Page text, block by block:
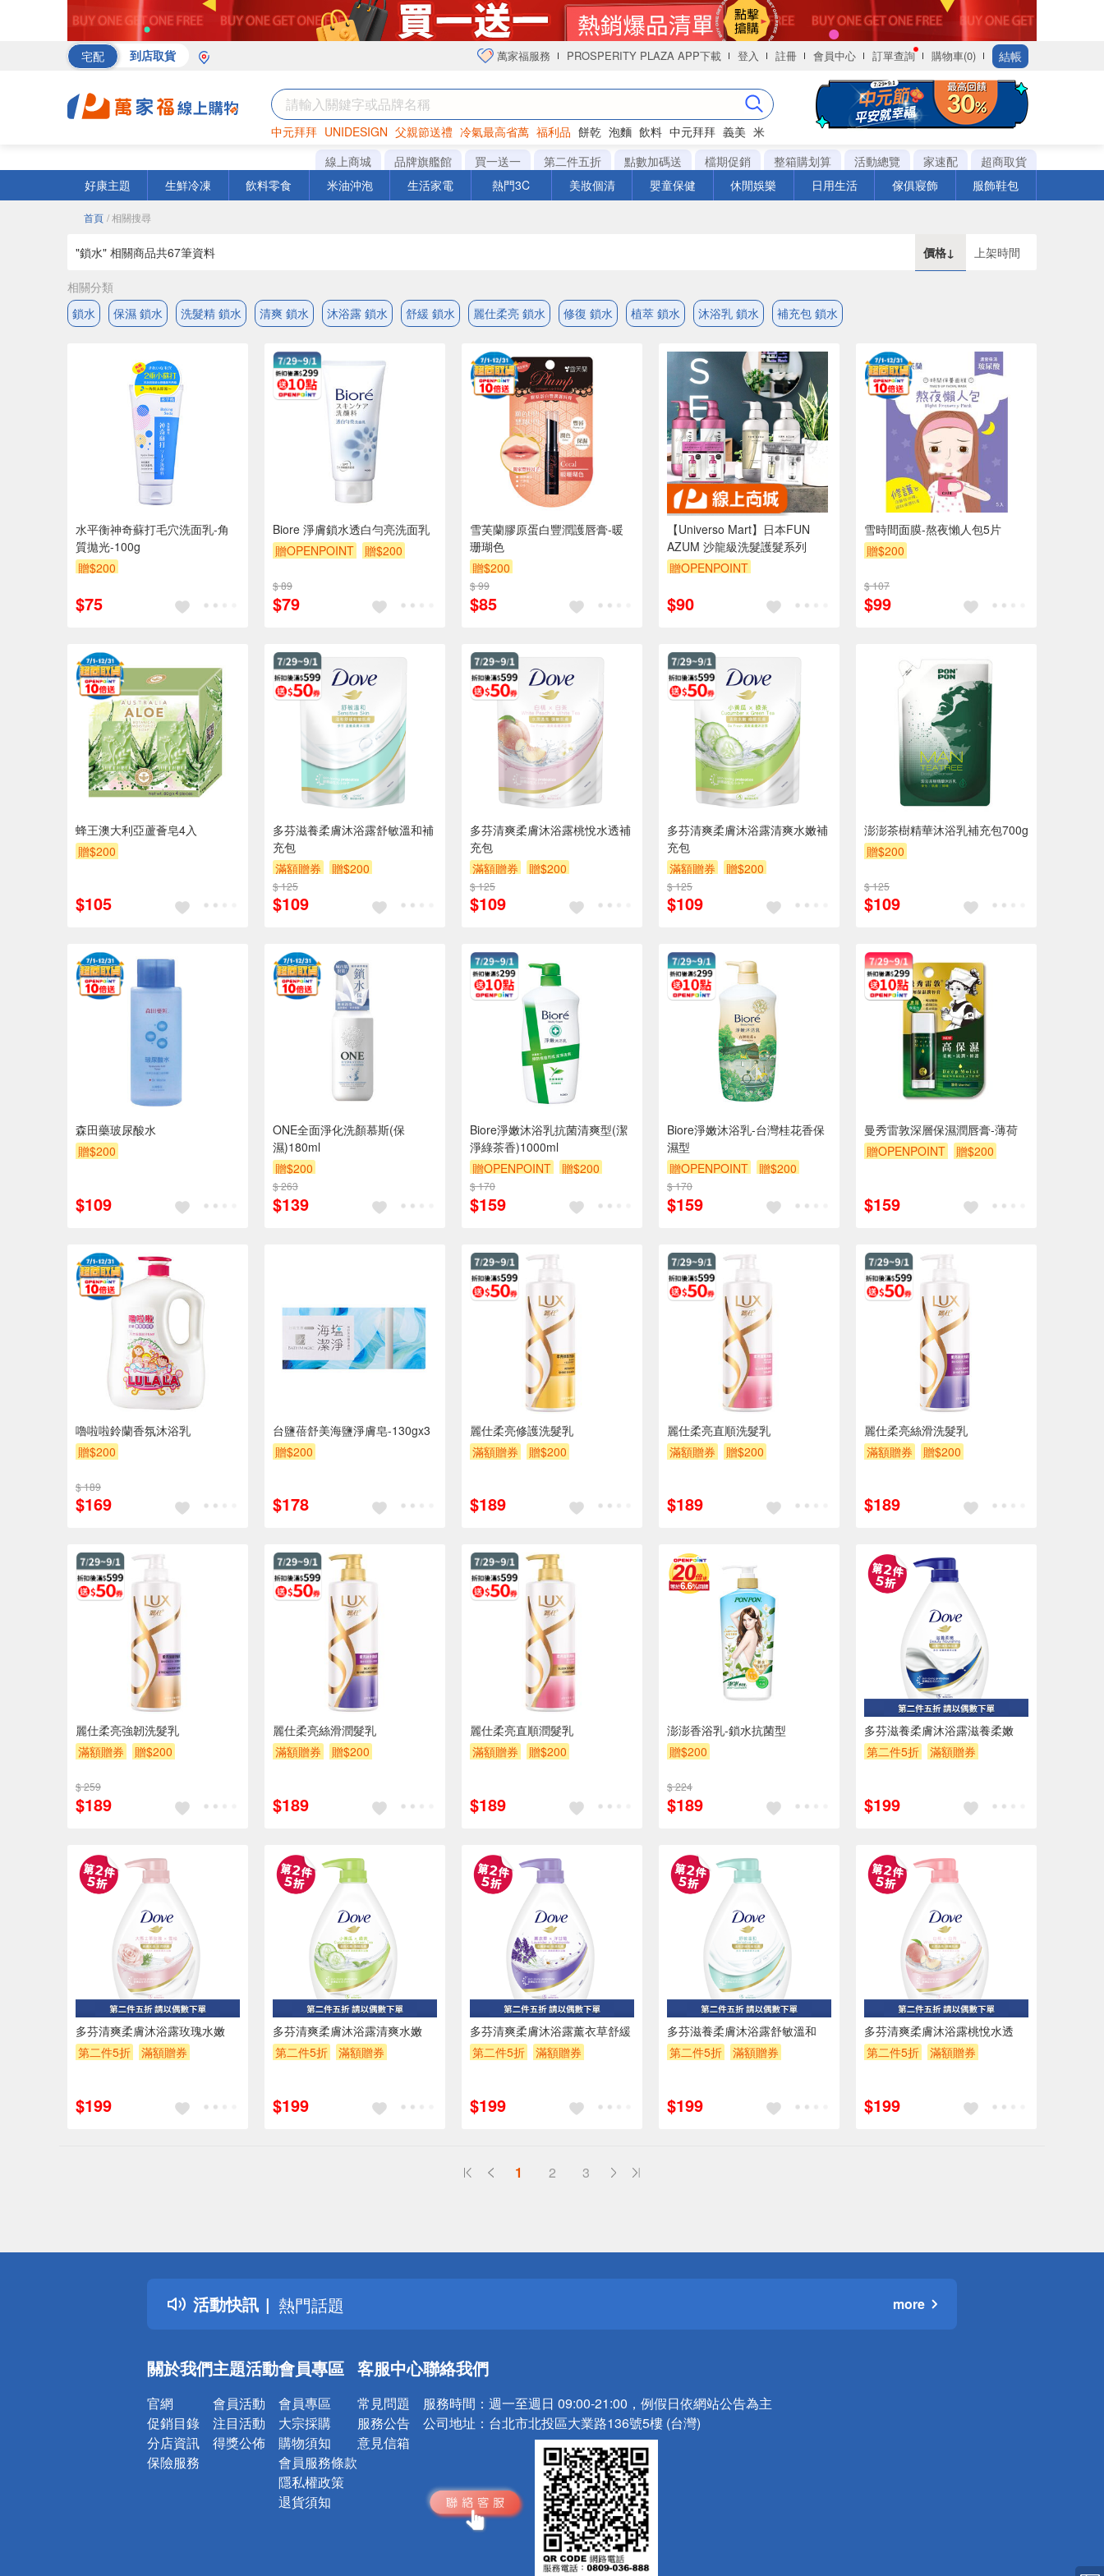
宅配 到店取貨 萬家福服務 PROSPERITY PLAZA APP下載 登入 註冊 會員中心 訂單查詢 購物車(0) 結帳
中元拜拜 UNIDESIGN 父親節送禮 冷氣最高省萬 福利品 餅乾 泡麵 飲料 中元拜拜 義美 米
巧克力 罐頭 衛生紙
線上商城 品牌旗艦館 買一送一 第二件五折 點數加碼送 檔期促銷 整箱購划算 活動總覽 家速配
超商取貨
好康主題
生鮮冷凍 飲料零食 米油沖泡 生活家電 熱門3C 美妝個清 嬰童保健 休閒娛樂 日用生活 傢俱寢飾 服飾鞋包
首頁 / 相關搜尋
"鎖水" 相關商品共67筆資料 價格↓ 上架時間
相關分類
鎖水
保濕 鎖水 洗髮精 鎖水 清爽 鎖水 沐浴露 鎖水 舒緩 鎖水 麗仕柔亮 鎖水 修復 鎖水 植萃 鎖水 沐浴乳 鎖水 補充包 鎖水
水平衡神奇蘇打毛穴洗面乳-角
質拋光-100g
贈$200
$75
Biore 淨膚鎖水透白勻亮洗面乳
贈OPENPOINT
贈$200
$ 89
$79
雪芙蘭膠原蛋白豐潤護唇膏-暖
珊瑚色
贈$200
$ 99
$85
【Universo Mart】日本FUN
AZUM 沙龍級洗髮護髮系列
贈OPENPOINT
$90
雪時間面膜-熬夜懶人包5片
贈$200
$ 107
$99
蜂王澳大利亞蘆薈皂4入
贈$200
$105
多芬滋養柔膚沐浴露舒敏溫和補
充包
滿額贈券
贈$200
$ 125
$109
多芬清爽柔膚沐浴露桃悅水透補
充包
滿額贈券
贈$200
$ 125
$109
多芬清爽柔膚沐浴露清爽水嫩補
充包
滿額贈券
贈$200
$ 125
$109
澎澎茶樹精華沐浴乳補充包700g
贈$200
$ 125
$109
森田藥玻尿酸水
贈$200
$109
ONE全面淨化洗顏慕斯(保
濕)180ml
贈$200
$ 263
$139
Biore淨嫩沐浴乳抗菌清爽型(潔
淨綠茶香)1000ml
贈OPENPOINT
贈$200
$ 170
$159
Biore淨嫩沐浴乳-台灣桂花香保
濕型
贈OPENPOINT
贈$200
$ 170
$159
曼秀雷敦深層保濕潤唇膏-薄荷
贈OPENPOINT
贈$200
$159
嚕啦啦鈴蘭香氛沐浴乳
贈$200
$ 189
$169
台鹽蓓舒美海鹽淨膚皂-130gx3
贈$200
$178
麗仕柔亮修護洗髮乳
滿額贈券
贈$200
$189
麗仕柔亮直順洗髮乳
滿額贈券
贈$200
$189
麗仕柔亮絲滑洗髮乳
滿額贈券
贈$200
$189
麗仕柔亮強韌洗髮乳
滿額贈券
贈$200
$ 259
$189
麗仕柔亮絲滑潤髮乳
滿額贈券
贈$200
$189
麗仕柔亮直順潤髮乳
滿額贈券
贈$200
$189
澎澎香浴乳-鎖水抗菌型
贈$200
$ 224
$189
多芬滋養柔膚沐浴露滋養柔嫩
第二件5折
滿額贈券
$199
多芬清爽柔膚沐浴露玫瑰水嫩
第二件5折
滿額贈券
$199
多芬清爽柔膚沐浴露清爽水嫩
第二件5折
滿額贈券
$199
多芬清爽柔膚沐浴露薰衣草舒緩
第二件5折
滿額贈券
$199
多芬滋養柔膚沐浴露舒敏溫和
第二件5折
滿額贈券
$199
多芬清爽柔膚沐浴露桃悅水透
第二件5折
滿額贈券
$199
1 2 3
活動快訊
詐騙網頁！請小心！
得獎公告
熱門話題
銀行優惠
詐騙網頁！請小心！
more
關於我們
官網
促銷目錄
分店資訊
保險服務
主題活動
會員活動
注目活動
得獎公佈
會員專區
會員專區
大宗採購
購物須知
會員服務條款
隱私權政策
退貨須知
客服中心
常見問題
服務公告
意見信箱
聯絡我們
服務時間： 週一至週日 09:00-21:00，例假日依網站公告為主
公司地址： 台北市北投區大業路136號5樓 (台灣)